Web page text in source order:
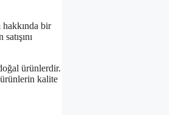
hakkında bir
ürünlerdir.
kalite